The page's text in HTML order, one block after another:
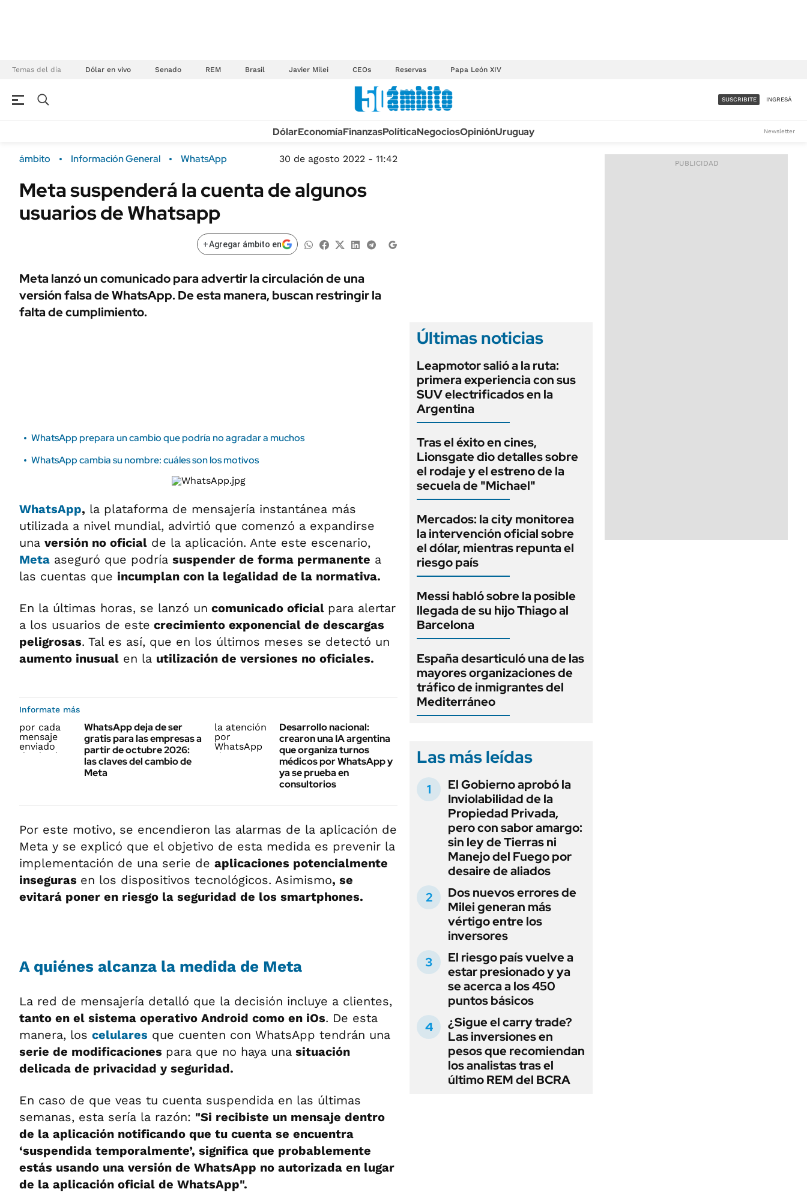
Temas del día Dólar en vivo Senado REM Brasil Javier Milei CEOs Reservas Papa León XIV
Campo
FINANZAS
ÁMBITO DEBATE
MEDIAKIT AMBITO DEBATE
Sustentabilidad
ENERGY REPORT
POLÍTICA
Municipios
TECNOLOGÍA
MÉXICO
MUNDO
LIFESTYLE
AUTOS
ACCESO FULL - $1.800/MES
SUSCRIBITE INGRESÁ
DólarEconomíaFinanzasPolíticaNegociosOpiniónUruguay Newsletter
ámbito Información General WhatsApp 30 de agosto 2022 - 11:42
Meta suspenderá la cuenta de algunos
usuarios de Whatsapp
+Agregar ámbito en
Meta lanzó un comunicado para advertir la circulación de una
versión falsa de WhatsApp. De esta manera, buscan restringir la
falta de cumplimiento.
WhatsApp prepara un cambio que podría no agradar a muchos
WhatsApp cambia su nombre: cuáles son los motivos
WhatsApp, la plataforma de mensajería instantánea más
utilizada a nivel mundial, advirtió que comenzó a expandirse
una versión no oficial de la aplicación. Ante este escenario,
Meta aseguró que podría suspender de forma permanente a
las cuentas que incumplan con la legalidad de la normativa.
En la últimas horas, se lanzó un comunicado oficial para alertar
a los usuarios de este crecimiento exponencial de descargas
peligrosas. Tal es así, que en los últimos meses se detectó un
aumento inusual en la utilización de versiones no oficiales.
Informate más
WhatsApp deja de ser
gratis para las empresas a
partir de octubre 2026:
las claves del cambio de
Meta
Desarrollo nacional:
crearon una IA argentina
que organiza turnos
médicos por WhatsApp y
ya se prueba en
consultorios
Por este motivo, se encendieron las alarmas de la aplicación de
Meta y se explicó que el objetivo de esta medida es prevenir la
implementación de una serie de aplicaciones potencialmente
inseguras en los dispositivos tecnológicos. Asimismo, se
evitará poner en riesgo la seguridad de los smartphones.
A quiénes alcanza la medida de Meta
La red de mensajería detalló que la decisión incluye a clientes,
tanto en el sistema operativo Android como en iOs. De esta
manera, los celulares que cuenten con WhatsApp tendrán una
serie de modificaciones para que no haya una situación
delicada de privacidad y seguridad.
En caso de que veas tu cuenta suspendida en las últimas
semanas, esta sería la razón: "Si recibiste un mensaje dentro
de la aplicación notificando que tu cuenta se encuentra
‘suspendida temporalmente’, significa que probablemente
estás usando una versión de WhatsApp no autorizada en lugar
de la aplicación oficial de WhatsApp".
Últimas noticias
Leapmotor salió a la ruta:
primera experiencia con sus
SUV electrificados en la
Argentina
Tras el éxito en cines,
Lionsgate dio detalles sobre
el rodaje y el estreno de la
secuela de "Michael"
Mercados: la city monitorea
la intervención oficial sobre
el dólar, mientras repunta el
riesgo país
Messi habló sobre la posible
llegada de su hijo Thiago al
Barcelona
España desarticuló una de las
mayores organizaciones de
tráfico de inmigrantes del
Mediterráneo
Las más leídas
El Gobierno aprobó la
Inviolabilidad de la
Propiedad Privada,
pero con sabor amargo:
sin ley de Tierras ni
Manejo del Fuego por
desaire de aliados
Dos nuevos errores de
Milei generan más
vértigo entre los
inversores
El riesgo país vuelve a
estar presionado y ya
se acerca a los 450
puntos básicos
¿Sigue el carry trade?
Las inversiones en
pesos que recomiendan
los analistas tras el
último REM del BCRA